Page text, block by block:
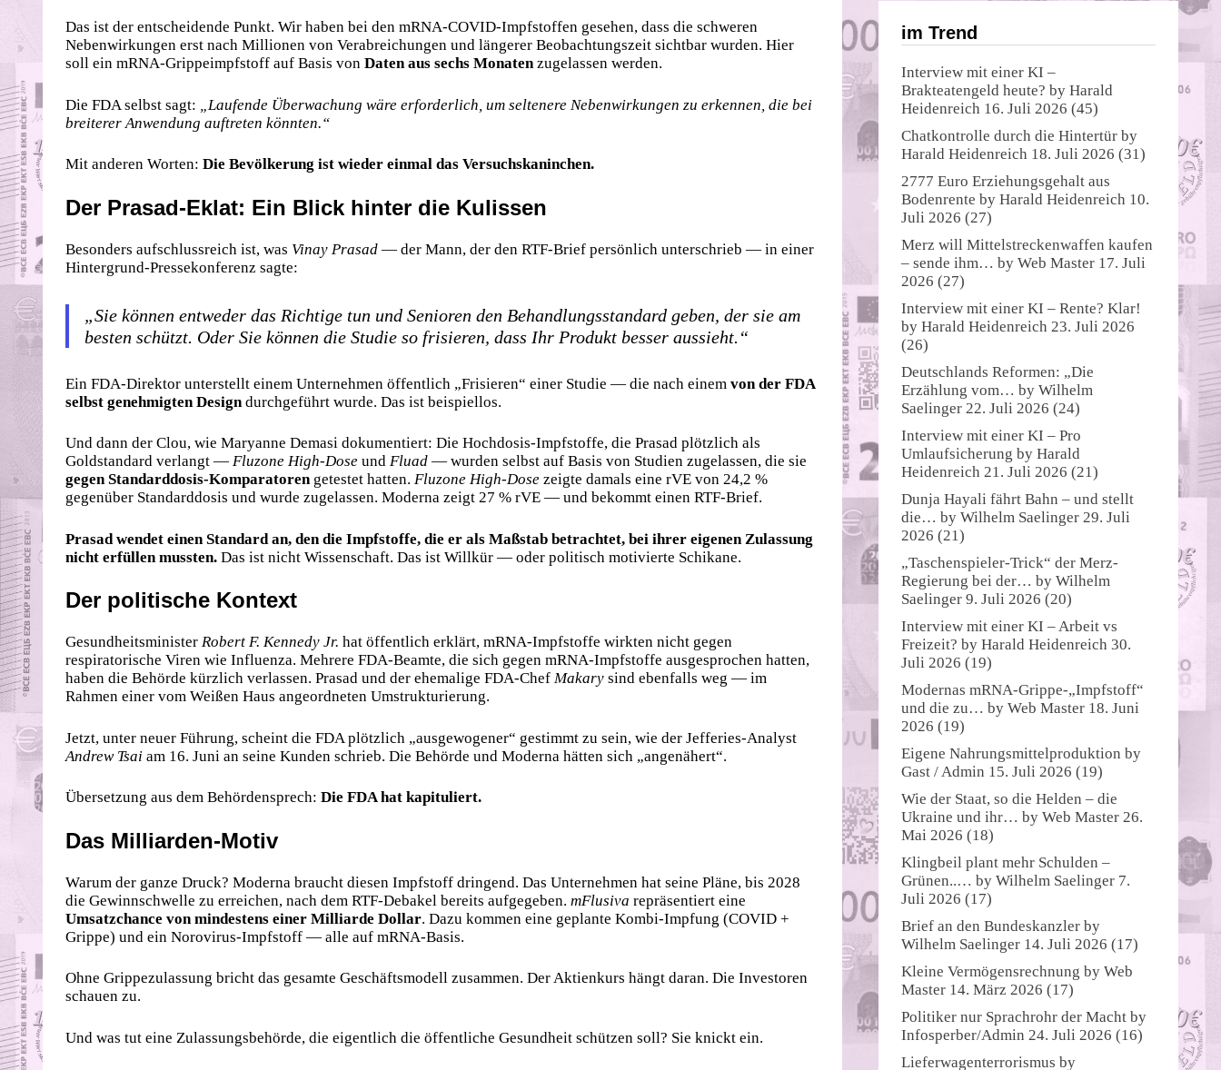
Das ist der entscheidende Punkt. Wir haben bei den mRNA-COVID-Impfstoffen gesehen, dass die schweren
Nebenwirkungen erst nach Millionen von Verabreichungen und längerer Beobachtungszeit sichtbar wurden. Hier
soll ein mRNA-Grippeimpfstoff auf Basis von Daten aus sechs Monatenzugelassen werden.
Die FDA selbst sagt: „Laufende Überwachung wäre erforderlich, um seltenere Nebenwirkungen zu erkennen, die bei
breiterer Anwendung auftreten könnten.“
Mit anderen Worten: Die Bevölkerung ist wieder einmal das Versuchskaninchen.
Der Prasad-Eklat: Ein Blick hinter die Kulissen
Besonders aufschlussreich ist, was Vinay Prasad — der Mann, der den RTF-Brief persönlich unterschrieb — in einer
Hintergrund-Pressekonferenz sagte:
„Sie können entweder das Richtige tun und Senioren den Behandlungsstandard geben, der sie am
besten schützt. Oder Sie können die Studie so frisieren, dass Ihr Produkt besser aussieht.“
Ein FDA-Direktor unterstellt einem Unternehmen öffentlich „Frisieren“ einer Studie — die nach einem von der FDA
selbst genehmigten Designdurchgeführt wurde. Das ist beispiellos.
Und dann der Clou, wie Maryanne Demasi dokumentiert: Die Hochdosis-Impfstoffe, die Prasad plötzlich als
Goldstandard verlangt — Fluzone High-Dose und Fluad — wurden selbst auf Basis von Studien zugelassen, die sie
gegen Standarddosis-Komparatorengetestet hatten. Fluzone High-Dose zeigte damals eine rVE von 24,2 %
gegenüber Standarddosis und wurde zugelassen. Moderna zeigt 27 % rVE — und bekommt einen RTF-Brief.
Prasad wendet einen Standard an, den die Impfstoffe, die er als Maßstab betrachtet, bei ihrer eigenen Zulassung
nicht erfüllen mussten. Das ist nicht Wissenschaft. Das ist Willkür — oder politisch motivierte Schikane.
Der politische Kontext
Gesundheitsminister Robert F. Kennedy Jr. hat öffentlich erklärt, mRNA-Impfstoffe wirkten nicht gegen
respiratorische Viren wie Influenza. Mehrere FDA-Beamte, die sich gegen mRNA-Impfstoffe ausgesprochen hatten,
haben die Behörde kürzlich verlassen. Prasad und der ehemalige FDA-Chef Makary sind ebenfalls weg — im
Rahmen einer vom Weißen Haus angeordneten Umstrukturierung.
Jetzt, unter neuer Führung, scheint die FDA plötzlich „ausgewogener“ gestimmt zu sein, wie der Jefferies-Analyst
Andrew Tsai am 16. Juni an seine Kunden schrieb. Die Behörde und Moderna hätten sich „angenähert“.
Übersetzung aus dem Behördensprech: Die FDA hat kapituliert.
Das Milliarden-Motiv
Warum der ganze Druck? Moderna braucht diesen Impfstoff dringend. Das Unternehmen hat seine Pläne, bis 2028
die Gewinnschwelle zu erreichen, nach dem RTF-Debakel bereits aufgegeben. mFlusiva repräsentiert eine
Umsatzchance von mindestens einer Milliarde Dollar. Dazu kommen eine geplante Kombi-Impfung (COVID +
Grippe) und ein Norovirus-Impfstoff — alle auf mRNA-Basis.
Ohne Grippezulassung bricht das gesamte Geschäftsmodell zusammen. Der Aktienkurs hängt daran. Die Investoren
schauen zu.
Und was tut eine Zulassungsbehörde, die eigentlich die öffentliche Gesundheit schützen soll? Sie knickt ein.
im Trend
Interview mit einer KI –
Brakteatengeld heute? by Harald
Heidenreich 16. Juli 2026 (45)
Chatkontrolle durch die Hintertür by
Harald Heidenreich 18. Juli 2026 (31)
2777 Euro Erziehungsgehalt aus
Bodenrente by Harald Heidenreich 10.
Juli 2026 (27)
Merz will Mittelstreckenwaffen kaufen
– sende ihm… by Web Master 17. Juli
2026 (27)
Interview mit einer KI – Rente? Klar!
by Harald Heidenreich 23. Juli 2026
(26)
Deutschlands Reformen: „Die
Erzählung vom… by Wilhelm
Saelinger 22. Juli 2026 (24)
Interview mit einer KI – Pro
Umlaufsicherung by Harald
Heidenreich 21. Juli 2026 (21)
Dunja Hayali fährt Bahn – und stellt
die… by Wilhelm Saelinger 29. Juli
2026 (21)
„Taschenspieler-Trick“ der Merz-
Regierung bei der… by Wilhelm
Saelinger 9. Juli 2026 (20)
Interview mit einer KI – Arbeit vs
Freizeit? by Harald Heidenreich 30.
Juli 2026 (19)
Modernas mRNA-Grippe-„Impfstoff“
und die zu… by Web Master 18. Juni
2026 (19)
Eigene Nahrungsmittelproduktion by
Gast / Admin 15. Juli 2026 (19)
Wie der Staat, so die Helden – die
Ukraine und ihr… by Web Master 26.
Mai 2026 (18)
Klingbeil plant mehr Schulden –
Grünen..… by Wilhelm Saelinger 7.
Juli 2026 (17)
Brief an den Bundeskanzler by
Wilhelm Saelinger 14. Juli 2026 (17)
Kleine Vermögensrechnung by Web
Master 14. März 2026 (17)
Politiker nur Sprachrohr der Macht by
Infosperber/Admin 24. Juli 2026 (16)
Lieferwagenterrorismus by